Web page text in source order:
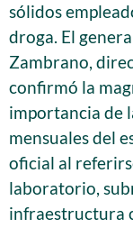
sólidos
droga. El
Zambrano,
confirmó la
importancia de
mensuales del
oficial al
laboratorio,
infraestructura